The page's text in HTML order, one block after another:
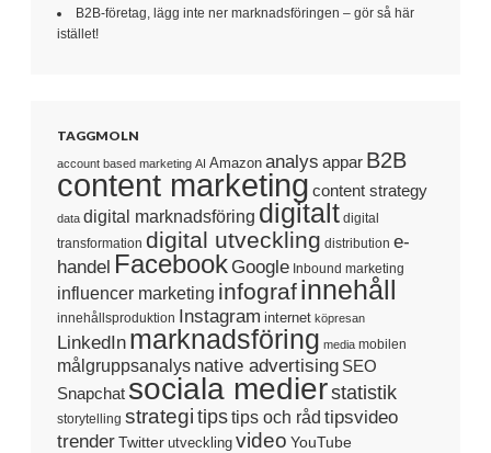
B2B-företag, lägg inte ner marknadsföringen – gör så här
istället!
TAGGMOLN
account based marketing AI Amazon analys appar B2B
content marketing content strategy
data digital marknadsföring digitalt digital
transformation digital utveckling distribution e-
handel Facebook Google Inbound marketing
influencer marketing infografinnehåll
innehållsproduktion Instagram internet köpresan
LinkedIn marknadsföring media mobilen
målgruppsanalys native advertising SEO
Snapchat sociala medierstatistik
storytelling strategi tipstips och råd tipsvideo
trenderTwitter utveckling video YouTube